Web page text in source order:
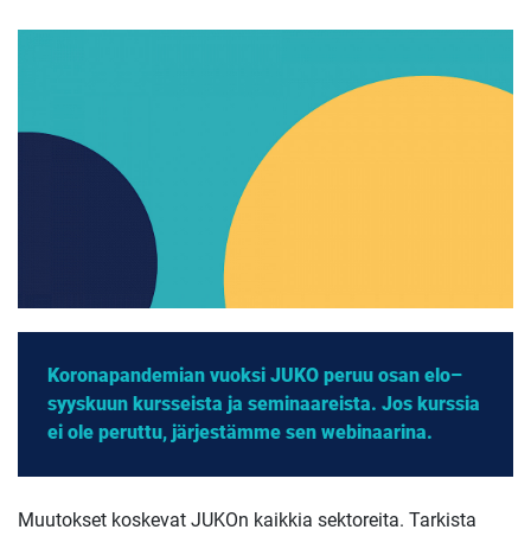
Koronapandemian vuoksi JUKO peruu osan elo–
syyskuun kursseista ja seminaareista. Jos kurssia
ei ole peruttu, järjestämme sen webinaarina.
Muutokset koskevat JUKOn kaikkia sektoreita. Tarkista